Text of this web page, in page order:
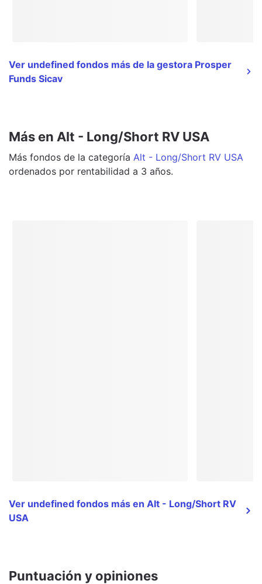
Ver undefined fondos más de la gestora Prosper
Funds Sicav
Más en Alt - Long/Short RV USA
Más fondos de la categoría Alt - Long/Short RV USA
ordenados por rentabilidad a 3 años.
Ver undefined fondos más en Alt - Long/Short RV
USA
Puntuación y opiniones